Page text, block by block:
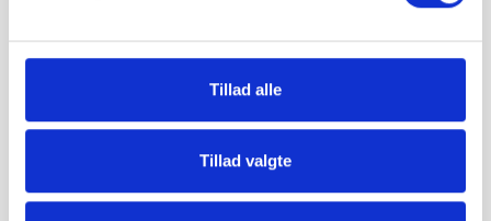
Tillad alle
Tillad valgte
Du kan ønske leveringsdato